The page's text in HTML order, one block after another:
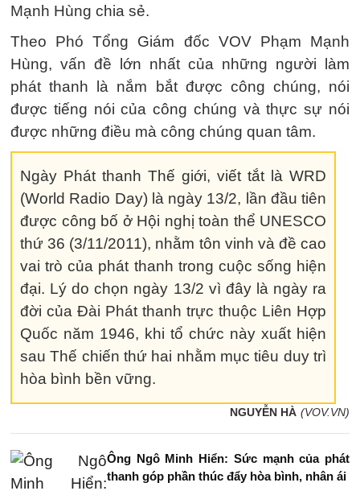
Mạnh Hùng chia sẻ.
Theo Phó Tổng Giám đốc VOV Phạm Mạnh
Hùng, vấn đề lớn nhất của những người làm
phát thanh là nắm bắt được công chúng, nói
được tiếng nói của công chúng và thực sự nói
được những điều mà công chúng quan tâm.
Ngày Phát thanh Thế giới, viết tắt là WRD
(World Radio Day) là ngày 13/2, lần đầu tiên
được công bố ở Hội nghị toàn thể UNESCO
thứ 36 (3/11/2011), nhằm tôn vinh và đề cao
vai trò của phát thanh trong cuộc sống hiện
đại. Lý do chọn ngày 13/2 vì đây là ngày ra
đời của Đài Phát thanh trực thuộc Liên Hợp
Quốc năm 1946, khi tổ chức này xuất hiện
sau Thế chiến thứ hai nhằm mục tiêu duy trì
hòa bình bền vững.
NGUYỄN HÀ (VOV.VN)
Ông Ngô Minh Hiển: Sức mạnh của phát
thanh góp phần thúc đẩy hòa bình, nhân ái